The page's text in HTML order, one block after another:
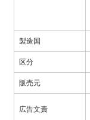
製造国
区分
販売元
広告文責